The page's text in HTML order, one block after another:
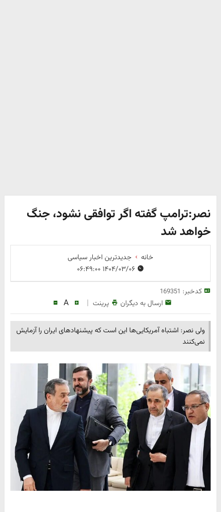
نصر:ترامپ گفته اگر توافقی نشود، جنگ
خواهد شد
خانه
جدیدترین اخبار سیاسی
۱۴۰۴/۰۳/۰۶ ۰۶:۴۹:۰۰
کدخبر: 169351
ارسال به دیگران پرینت |
A
ولی نصر: اشتباه آمریکایی‌ها این است که پیشنهادهای ایران را آزمایش
نمی‌کنند